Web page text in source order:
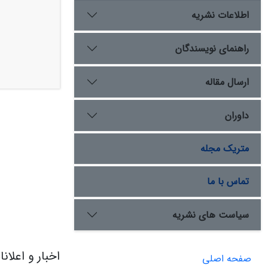
اطلاعات نشریه
راهنمای نویسندگان
ارسال مقاله
داوران
متریک مجله
تماس با ما
سیاست های نشریه
صفحه اصلی اخبار و